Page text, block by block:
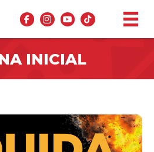
INICIAL